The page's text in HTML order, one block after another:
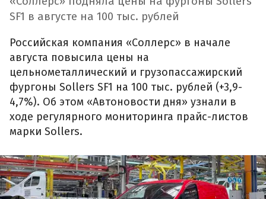
SF1 в августе на 100 тыс. рублей
Российская компания «Соллерс» в начале
августа повысила цены на
цельнометаллический и грузопассажирский
фургоны Sollers SF1 на 100 тыс. рублей (+3,9-
4,7%). Об этом «Автоновости дня» узнали в
ходе регулярного мониторинга прайс-листов
марки Sollers.